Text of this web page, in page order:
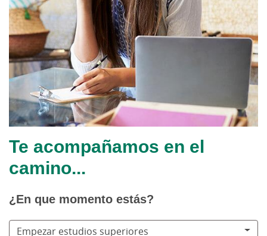
Te acompañamos en el
camino...
¿En que momento estás?
Empezar estudios superiores